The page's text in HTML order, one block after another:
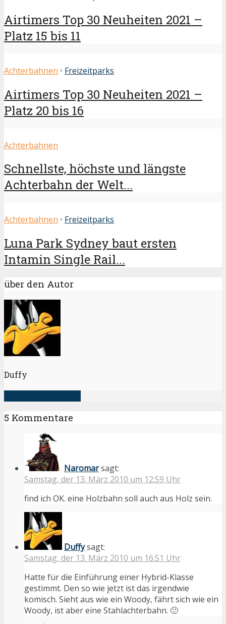
Airtimers Top 30 Neuheiten 2021 –
Platz 15 bis 11
Achterbahnen • Freizeitparks
Airtimers Top 30 Neuheiten 2021 –
Platz 20 bis 16
Achterbahnen
Schnellste, höchste und längste
Achterbahn der Welt...
Achterbahnen • Freizeitparks
Luna Park Sydney baut ersten
Intamin Single Rail...
über den Autor
Duffy
5 Kommentare
Naromarsagt:
Samstag, der 13. März 2010 um 12:59 Uhr
find ich OK. eine Holzbahn soll auch aus Holz sein.
Duffysagt:
Samstag, der 13. März 2010 um 16:51 Uhr
Hatte für die Einführung einer Hybrid-Klasse
gestimmt. Den so wie jetzt ist das irgendwie
komisch. Sieht aus wie ein Woody, fährt sich wie ein
Woody, ist aber eine Stahlachterbahn. 🙁